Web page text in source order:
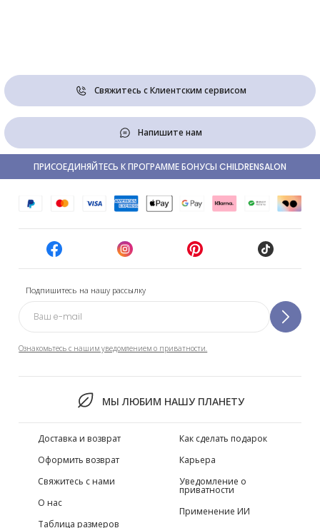
Свяжитесь с Клиентским сервисом
Напишите нам
Подпишитесь на нашу рассылку
Ознакомьтесь с нашим уведомлением о приватности.
МЫ ЛЮБИМ НАШУ ПЛАНЕТУ
ПРИСОЕДИНЯЙТЕСЬ К ПРОГРАММЕ БОНУСЫ CHILDRENSALON
Доставка и возврат
Оформить возврат
Свяжитесь с нами
О нас
Таблица размеров
Как сделать подарок
Карьера
Уведомление о
приватности
Применение ИИ